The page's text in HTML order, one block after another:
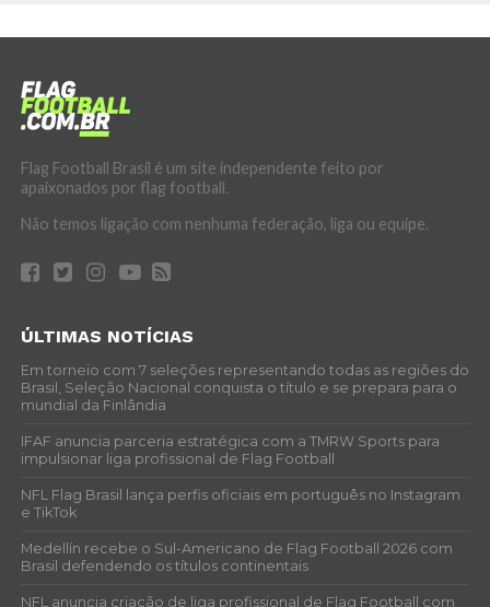
Flag Football Brasil é um site independente feito por
apaixonados por flag football.
Não temos ligação com nenhuma federação, liga ou equipe.
ÚLTIMAS NOTÍCIAS
Em torneio com 7 seleções representando todas as regiões do
Brasil, Seleção Nacional conquista o título e se prepara para o
mundial da Finlândia
IFAF anuncia parceria estratégica com a TMRW Sports para
impulsionar liga profissional de Flag Football
NFL Flag Brasil lança perfis oficiais em português no Instagram
e TikTok
Medellín recebe o Sul-Americano de Flag Football 2026 com
Brasil defendendo os títulos continentais
NFL anuncia criação de liga profissional de Flag Football com